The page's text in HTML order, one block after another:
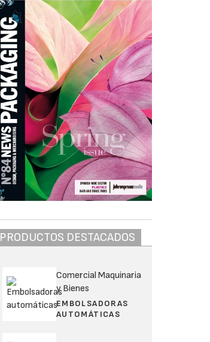
PRODUCTOS DESTACADOS
Comercial Maquinaria
y Bienes
EMBOLSADORAS
AUTOMÁTICAS